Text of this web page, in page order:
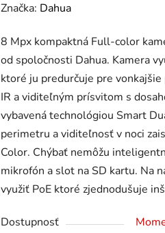
Značka: Dahua
8 Mpx kompaktná Full-color
od spoločnosti Dahua. Kamera
ktoré ju predurčuje pre
IR a viditeľným prísvitom s
vybavená technológiou Smart
perimetru a viditeľnosť v noci
Color. Chýbať nemôžu
mikrofón a slot na SD kartu. Na
využiť PoE ktoré zjednodušuje
Dostupnosť